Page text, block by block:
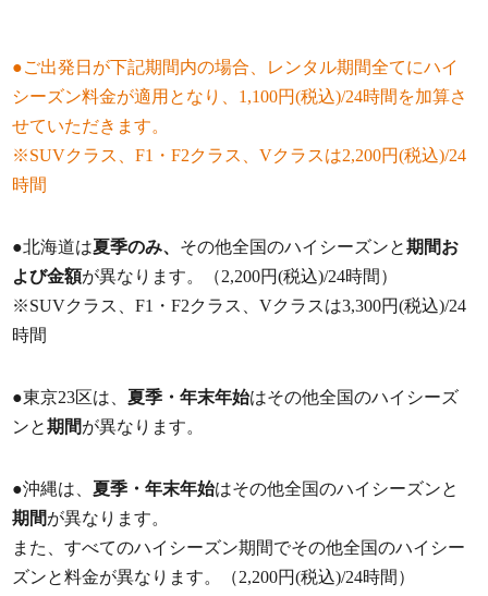
●ご出発日が下記期間内の場合、レンタル期間全てにハイ
シーズン料金が適用となり、1,100円(税込)/24時間を加算さ
せていただきます。
※SUVクラス、F1・F2クラス、Vクラスは2,200円(税込)/24
時間
●北海道は夏季のみ、 その他全国のハイシーズンと期間お
よび金額が異なります。（2,200円(税込)/24時間）
※SUVクラス、F1・F2クラス、Vクラスは3,300円(税込)/24
時間
●東京23区は、夏季・年末年始はその他全国のハイシーズ
ンと期間が異なります。
●沖縄は、夏季・年末年始はその他全国のハイシーズンと
期間が異なります。
また、すべてのハイシーズン期間でその他全国のハイシー
ズンと料金が異なります。（2,200円(税込)/24時間）